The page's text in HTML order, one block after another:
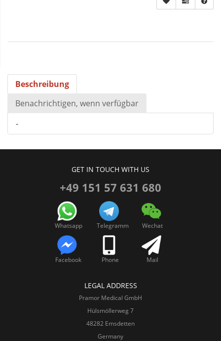
Beschreibung
Benachrichtigen, wenn verfügbar
-
GET IN TOUCH WITH US
+49 151 57 631 680
Whatsapp Telegramm Wechat
Facebook Phone Mail
LEGAL ADDRESS
Pramor Medical GmbH
Hülsmöllerweg 7
48282 Emsdetten
Germany